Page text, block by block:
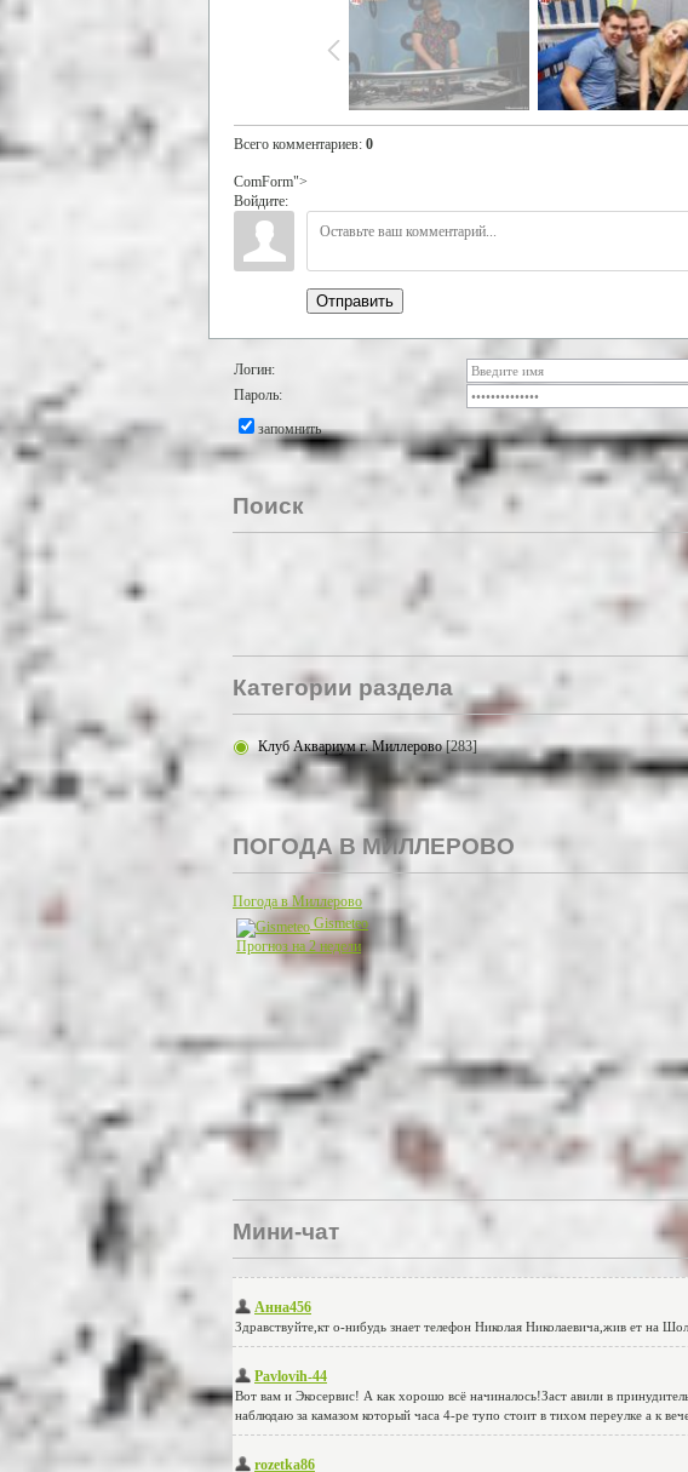
Всего комментариев: 0
ComForm">
Войдите:
Отправить
Логин:
Пароль:
запомнить
Поиск
Категории раздела
Клуб Аквариум г. Миллерово [283]
ПОГОДА В МИЛЛЕРОВО
Погода в Миллерово
Gismeteo
Прогноз на 2 недели
Мини-чат